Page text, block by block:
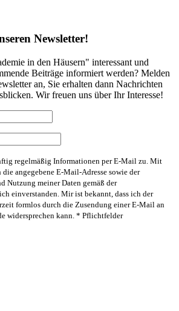
Newsletter!
in den Häusern" interessant und
Beiträge informiert werden? Melden
an, Sie erhalten dann Nachrichten
Wir freuen uns über Ihr Interesse!
regelmäßig Informationen per E-Mail zu. Mit
die angegebene E-Mail-Adresse sowie der
Nutzung meiner Daten gemäß der
einverstanden. Mir ist bekannt, dass ich der
formlos durch die Zusendung einer E-Mail an
widersprechen kann. * Pflichtfelder